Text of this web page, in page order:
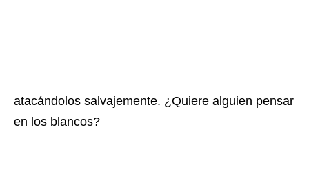
atacándolos salvajemente. ¿Quiere alguien pensar
en los blancos?